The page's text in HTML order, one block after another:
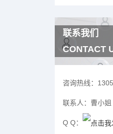
联系我们
CONTACT
咨询热线：
联系人： 曹小姐
Q Q：